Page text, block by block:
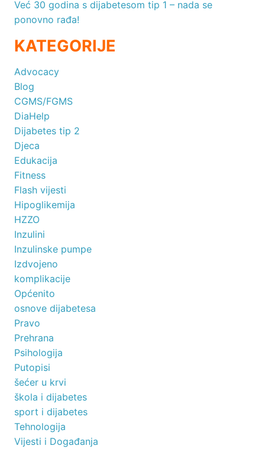
Već 30 godina s dijabetesom tip 1 – nada se
ponovno rađa!
KATEGORIJE
Advocacy
Blog
CGMS/FGMS
DiaHelp
Dijabetes tip 2
Djeca
Edukacija
Fitness
Flash vijesti
Hipoglikemija
HZZO
Inzulini
Inzulinske pumpe
Izdvojeno
komplikacije
Općenito
osnove dijabetesa
Pravo
Prehrana
Psihologija
Putopisi
šećer u krvi
škola i dijabetes
sport i dijabetes
Tehnologija
Vijesti i Događanja